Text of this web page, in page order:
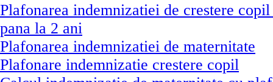
Plafonarea indemnizatiei de crestere
pana la 2 ani
Plafonarea indemnizatiei de maternitate
Plafonare indemnizatie crestere copil